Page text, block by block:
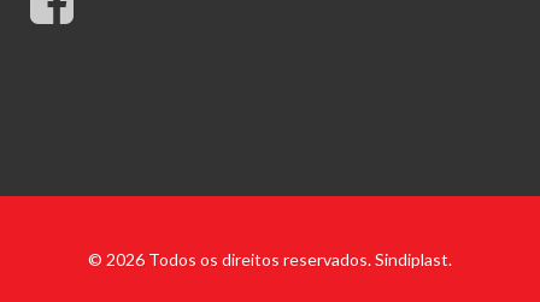
© 2026 Todos os direitos reservados. Sindiplast.